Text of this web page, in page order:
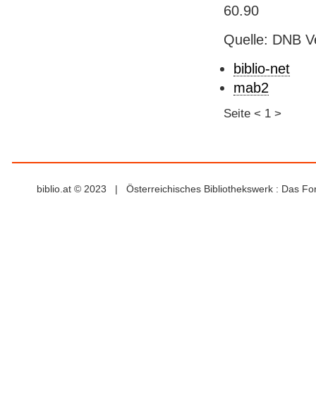
60.90
Quelle: DNB
biblio-net
mab2
Seite < 1 >
biblio.at © 2023 | Österreichisches Bibliothekswerk : Das